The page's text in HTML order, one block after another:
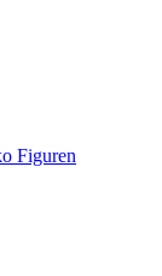
Figuren